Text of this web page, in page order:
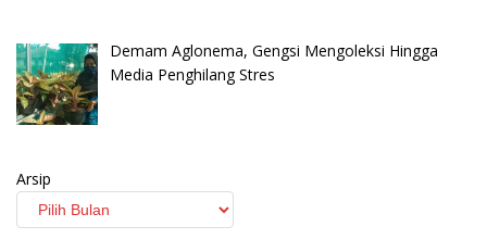
Demam Aglonema, Gengsi Mengoleksi Hingga
Media Penghilang Stres
Arsip